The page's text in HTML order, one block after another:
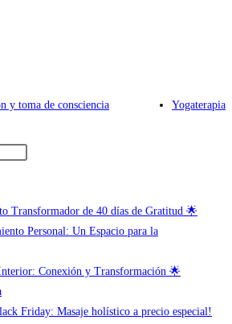
y toma de consciencia Yogaterapia
Transformador de 40 días de Gratitud 🌟
Personal: Un Espacio para la
Conexión y Transformación 🌟
Friday: Masaje holístico a precio especial!